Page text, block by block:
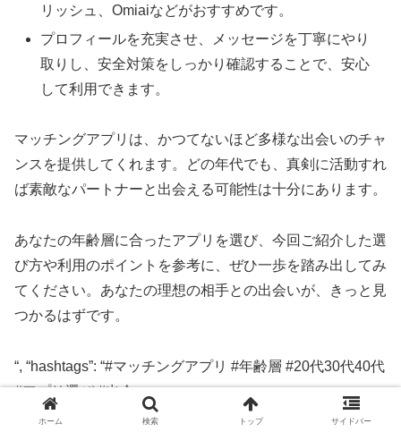
リッシュ、Omiaiなどがおすすめです。
プロフィールを充実させ、メッセージを丁寧にやり
取りし、安全対策をしっかり確認することで、安心
して利用できます。
マッチングアプリは、かつてないほど多様な出会いのチャ
ンスを提供してくれます。どの年代でも、真剣に活動すれ
ば素敵なパートナーと出会える可能性は十分にあります。
あなたの年齢層に合ったアプリを選び、今回ご紹介した選
び方や利用のポイントを参考に、ぜひ一歩を踏み出してみ
てください。あなたの理想の相手との出会いが、きっと見
つかるはずです。
“, “hashtags”: “#マッチングアプリ #年齢層 #20代30代40代
#アプリ選び #出会い
ホーム 検索 トップ サイドバー